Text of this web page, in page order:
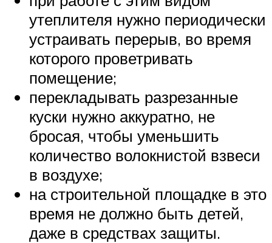
утеплителя нужно периодически
устраивать перерыв, во время
которого проветривать
помещение;
перекладывать разрезанные
куски нужно аккуратно, не
бросая, чтобы уменьшить
количество волокнистой взвеси
в воздухе;
на строительной площадке в это
время не должно быть детей,
даже в средствах защиты.